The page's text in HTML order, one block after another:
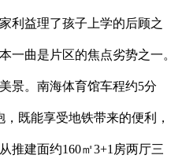
利益理了孩子上学的后顾之
一曲是片区的焦点劣势之一。
景。南海体育馆车程约5分
既能享受地铁带来的便利，
推建面约160㎡3+1房两厅三